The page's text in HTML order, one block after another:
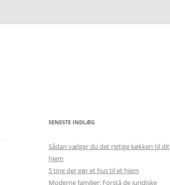
SENESTE INDLÆG
Sådan vælger du det rigtige køkken til dit
hjem
5 ting der gør et hus til et hjem
Moderne familier: Forstå de juridiske